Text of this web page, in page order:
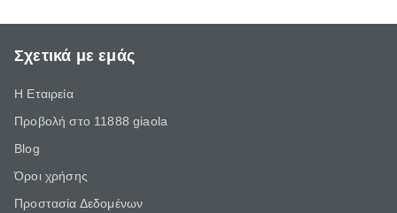
Σχετικά με εμάς
Η Εταιρεία
Προβολή στο 11888 giaola
Blog
Όροι χρήσης
Προστασία Δεδομένων